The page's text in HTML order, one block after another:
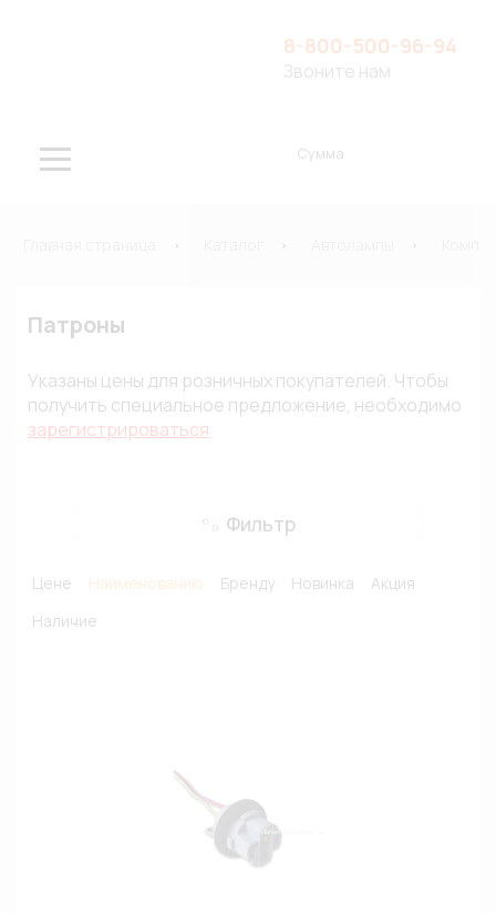
8-800-500-96-94
Звоните нам
Сумма
Патроны
Указаны цены для розничных покупателей. Чтобы
получить специальное предложение, необходимо
зарегистрироваться
Фильтр
Цене Наименованию Бренду Новинка
Акция
Наличие